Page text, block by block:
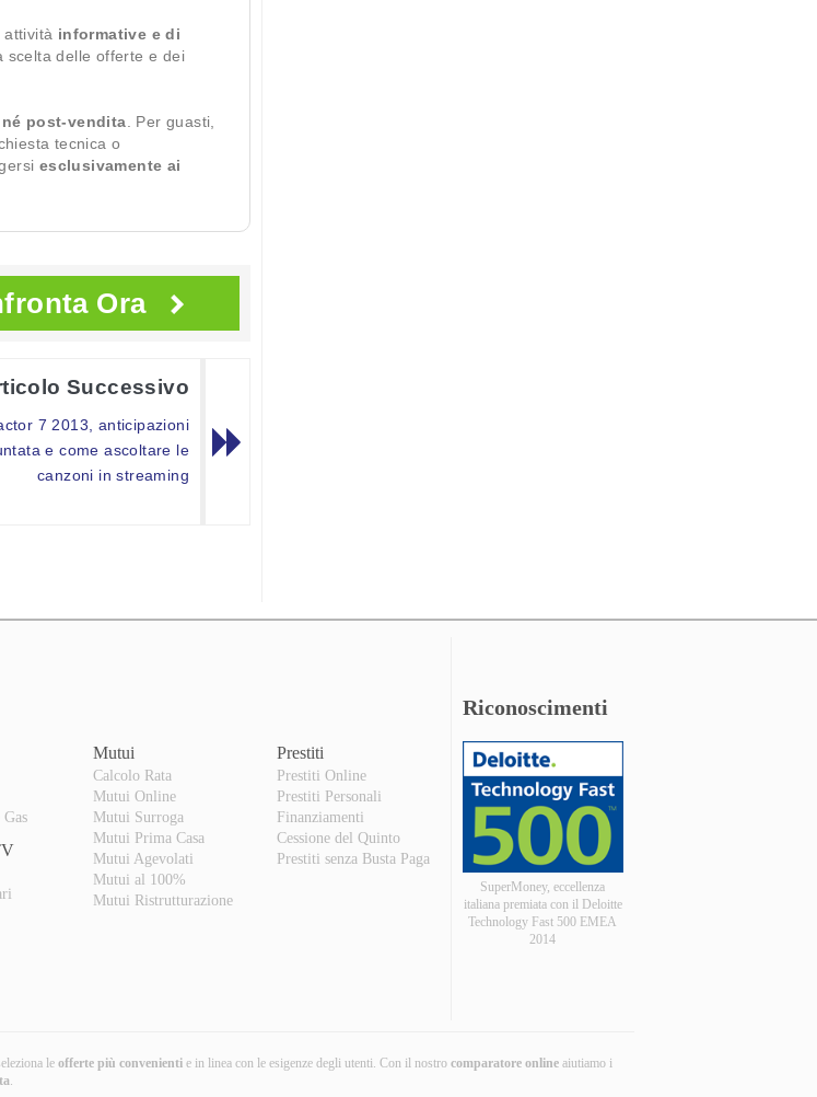
informative e di
scelta delle offerte e dei
post-vendita . Per guasti,
tecnica o
esclusivamente ai
Ora
Successivo
7 2013, anticipazioni
e come ascoltare le
canzoni in streaming
Mutui
Calcolo Rata
Mutui Online
Mutui Surroga
Mutui Prima Casa
Mutui Agevolati
Mutui al 100%
Mutui Ristrutturazione
Prestiti
Prestiti Online
Prestiti Personali
Finanziamenti
Cessione del Quinto
Prestiti senza Busta Paga
Riconoscimenti
SuperMoney, eccellenza
italiana premiata con il Deloitte
Technology Fast 500 EMEA
2014
le offerte più convenienti e in linea con le esigenze degli utenti. Con il nostro comparatore online aiutiamo i
.